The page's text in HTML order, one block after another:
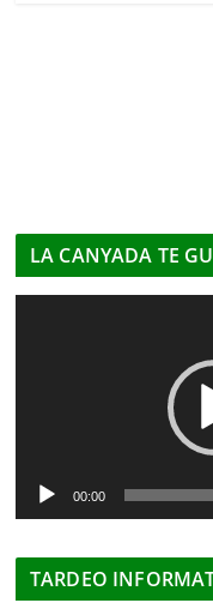
LA CANYADA TE
c
00:00
TARDEO